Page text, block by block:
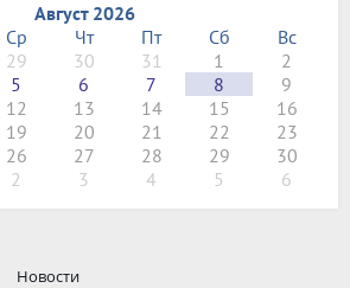
Август 2026
Ср Чт Пт Сб
Вс
29 30 31 1
2
5 6 7 8
9
12 13 14 15
16
19 20 21 22
23
26 27 28 29
30
2 3 4 5 6
Новости